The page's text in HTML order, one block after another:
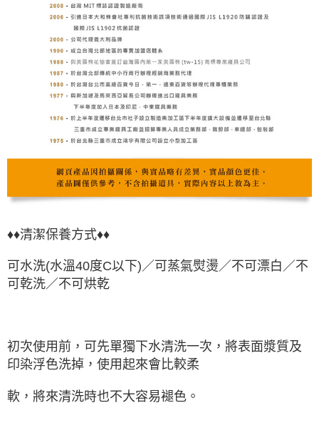
♦♦清潔保養方式♦♦
可水洗(水溫40度C以下)／可蒸氣熨燙／不可漂白／不
可乾洗／不可烘乾
初次使用前，可先單獨下水清洗一次，將表面漿質及
印染浮色洗掉，使用起來會比較柔
軟，將來清洗時也不大容易褪色。